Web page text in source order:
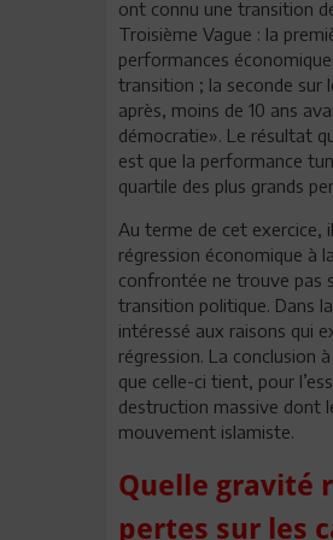
ont connu une transition
Troisième Vague : la
performances
transition ; la seconde sur
après, moins de 10 ans
démocratie». Le résultat
est que la performance
quartile des plus grands
Au terme de cet exercice,
régression économique à
confrontée ne trouve pas
transition politique. Dans
intéressé aux raisons qui
régression. La conclusion
que celle-ci tient, pour
destruction massive dont
mouvement islamiste.
Quelle gravité
pertes sur les